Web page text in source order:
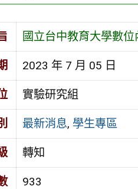
國立台中教育大學數位
2023 年 7 月 05 日
實驗研究組
最新消息, 學生專區
轉知
933